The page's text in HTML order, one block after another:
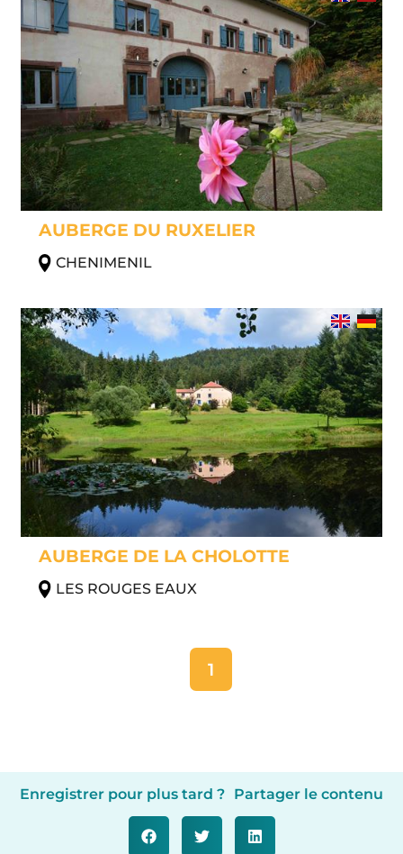
AUBERGE DU RUXELIER
CHENIMENIL
AUBERGE DE LA CHOLOTTE
LES ROUGES EAUX
1
Enregistrer pour plus tard ? Partager le contenu